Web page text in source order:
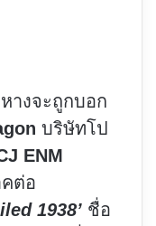
หางจะถูกบอก
บริษัทโป
ENM
ต่อ
1938’ ชื่อ